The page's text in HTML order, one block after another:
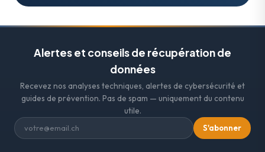
Alertes et conseils de récupération de
données
Recevez nos analyses techniques, alertes de cybersécurité et
guides de prévention. Pas de spam — uniquement du contenu
utile.
S'abonner